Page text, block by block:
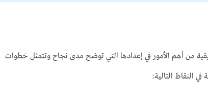
من أهم الأمور في إعدادها التي توضح مدى نجاح وتتمثل خطوات
النقاط التالية: